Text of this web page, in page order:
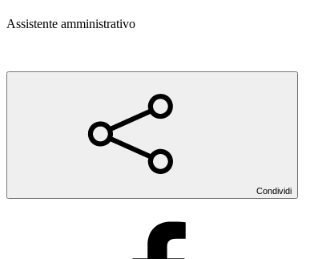
Assistente amministrativo
Condividi